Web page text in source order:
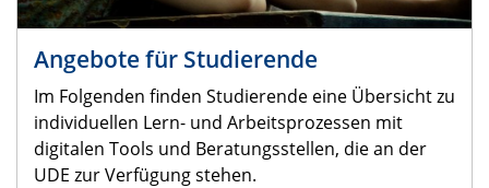
Angebote für Studierende
Im Folgenden finden Studierende eine Übersicht zu
individuellen Lern- und Arbeitsprozessen mit
digitalen Tools und Beratungsstellen, die an der
UDE zur Verfügung stehen.